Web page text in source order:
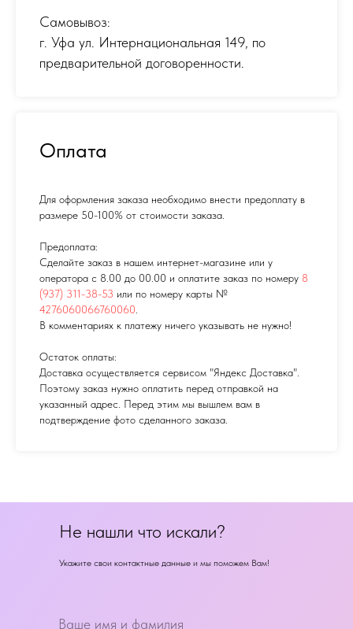
Самовывоз:
г. Уфа ул. Интернациональная 149, по
предварительной договоренности.
Оплата
Для оформления заказа необходимо внести предоплату в
размере 50-100% от стоимости заказа.
Предоплата:
Сделайте заказ в нашем интернет-магазине или у
оператора с 8.00 до 00.00 и оплатите заказ по номеру 8
(937) 311-38-53 или по номеру карты №
4276060066760060
В комментариях к платежу ничего указывать не нужно!
Остаток оплаты:
Доставка осуществляется сервисом "Яндекс Доставка".
Поэтому заказ нужно оплатить перед отправкой на
указанный адрес. Перед этим мы вышлем вам в
подтверждение фото сделанного заказа.
Не нашли что искали?
Укажите свои контактные данные и мы поможем Вам!